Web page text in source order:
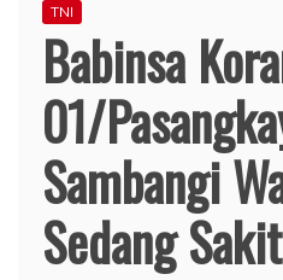
TNI
Babinsa
01/
Sambangi
Sedang Sakit